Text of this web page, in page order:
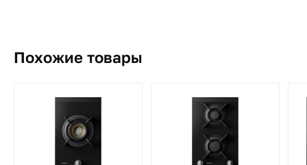
Похожие товары